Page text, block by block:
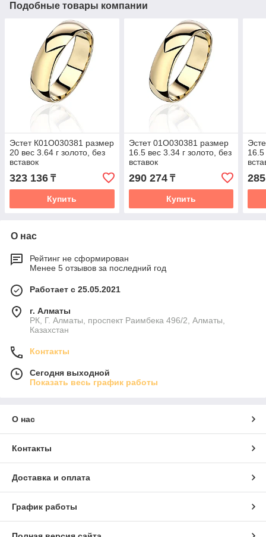
Подобные товары компании
Эстет К01О030381 размер
20 вес 3.64 г золото, без
вставок
323 136 ₸
Купить
Эстет 01О030381 размер
16.5 вес 3.34 г золото, без
вставок
290 274₸
Купить
16.5
О нас
Рейтинг не сформирован
Менее 5 отзывов за последний год
Работает с 25.05.2021
г. Алматы
РК, Г. Алматы, проспект Раимбека 496/2, Алматы,
Казахстан
Контакты
Сегодня выходной
Показать весь график работы
О нас
Контакты
Доставка и оплата
График работы